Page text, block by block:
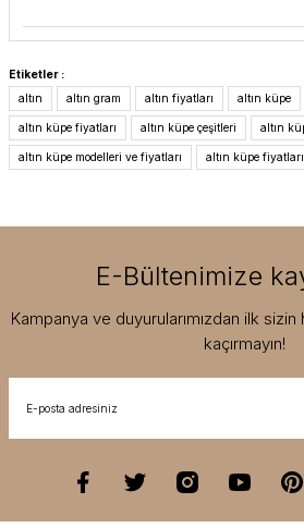
Etiketler :
altın
altın gram altın fiyatları altın küpe
altın küpe fiyatları altın küpe çeşitleri altın
altın küpe modelleri ve fiyatları altın küpe
E-Bültenimize
Kampanya ve duyurularımızdan ilk sizin
kaçırmayın!